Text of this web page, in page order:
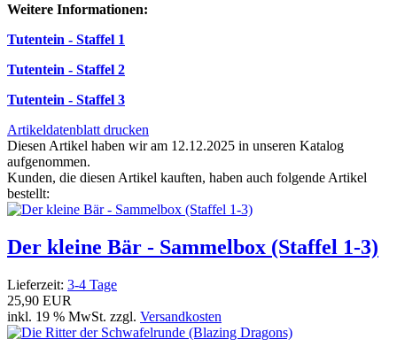
Weitere Informationen:
Tutentein - Staffel 1
Tutentein - Staffel 2
Tutentein - Staffel 3
Artikeldatenblatt drucken
Diesen Artikel haben wir am 12.12.2025 in unseren Katalog
aufgenommen.
Kunden, die diesen Artikel kauften, haben auch folgende Artikel
bestellt:
Der kleine Bär - Sammelbox (Staffel 1-3)
Lieferzeit: 3-4 Tage
25,90 EUR
inkl. 19 % MwSt. zzgl. Versandkosten